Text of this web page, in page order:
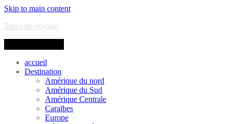
Skip to main content
Trucs-de-voyage
accueil
Destination
Amérique du nord
Amérique du Sud
Amérique Centrale
Caraïbes
Europe